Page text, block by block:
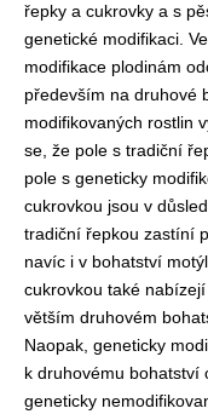
řepky a cukrovky a s
genetické modifikaci.
modifikace plodinám
především na druhové
modifikovaných rostlin
se, že pole s tradiční
pole s geneticky
cukrovkou jsou v
tradiční řepkou zastíní
navíc i v bohatství
cukrovkou také
větším druhovém
Naopak, geneticky
k druhovému bohatství
geneticky